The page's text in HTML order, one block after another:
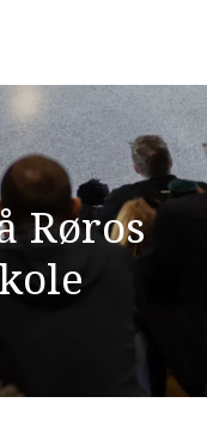
Røros
kole